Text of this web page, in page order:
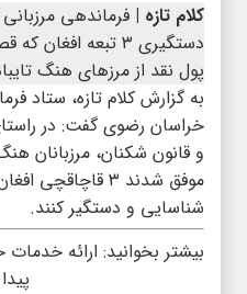
کلام تازه | فرماندهی
دستگیری ۳ تبعه
پول نقد از مرزهای هنگ
به گزارش کلام تازه، ستاد
خراسان رضوی گفت: در
و قانون شکنان، مرزبانان
موفق شدند ۳
شناسایی و دستگیر کنند.
بیشتر بخوانید: ارائه